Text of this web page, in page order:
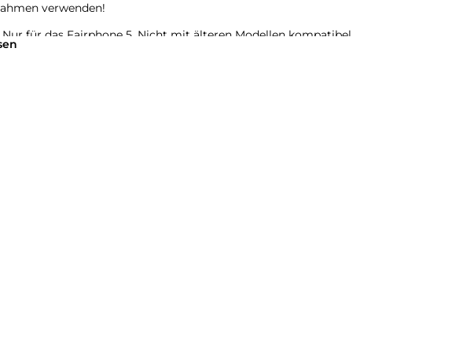
verwenden!
Nur für das Fairphone 5. Nicht mit älteren Modellen kompatibel.